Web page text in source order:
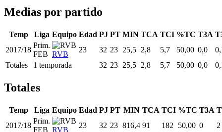
Medias por partido
Temp Liga Equipo Edad PJ PT MIN TCA TCI %TC T3A
2017/18
Prim.
FEB RVB
23 32 23 25,5 2,8 5,7 50,00 0,0
Totales
1 temporada 32 23 25,5 2,8 5,7 50,00 0,0
Totales
Temp Liga Equipo Edad PJ PT MIN TCA TCI %TC T3A
2017/18
Prim.
FEB RVB
23 32 23 816,4 91 182 50,00 0
2